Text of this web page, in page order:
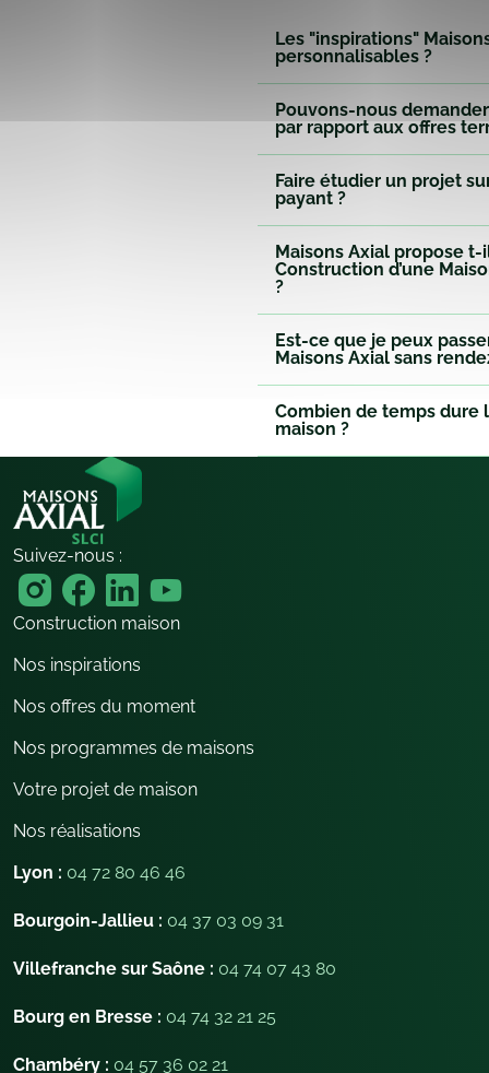
Les "inspirations"
personnalisables ?
Pouvons-nous
par rapport aux offres
Faire étudier un projet
payant ?
Maisons Axial propose
Construction d’une
?
Est-ce que je peux
Maisons Axial sans
Combien de temps dure
maison ?
Suivez-nous :
Construction maison
Nos inspirations
Nos offres du moment
Nos programmes de maisons
Votre projet de maison
Nos réalisations
Lyon : 04 72 80 46 46
Bourgoin-Jallieu : 04 37 03 09 31
Villefranche sur Saône : 04 74 07 43 80
Bourg en Bresse : 04 74 32 21 25
Chambéry : 04 57 36 02 21